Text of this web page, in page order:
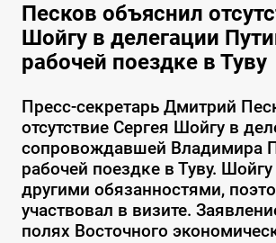
Песков объяснил
Шойгу в делегации
рабочей поездке в Туву
Пресс-секретарь Дмитрий
отсутствие Сергея Шойгу в
сопровождавшей Владимира
рабочей поездке в Туву. Шойгу
другими обязанностями,
участвовал в визите.
полях Восточного